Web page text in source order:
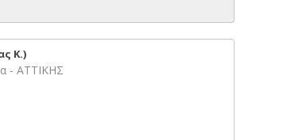
Κ.)
- ΑΤΤΙΚΗΣ